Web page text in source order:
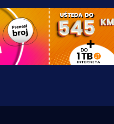
htio poručiti?
dolazi u veoma